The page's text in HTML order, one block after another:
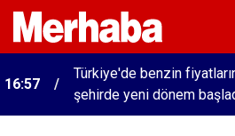
16:57
Türkiye'de benzin
şehirde yeni dönem